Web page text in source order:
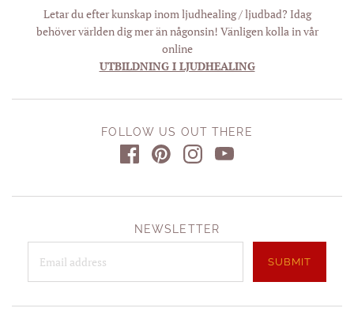
Letar du efter kunskap inom ljudhealing / ljudbad? Idag
behöver världen dig mer än någonsin! Vänligen kolla in vår
online
UTBILDNING I LJUDHEALING
FOLLOW US OUT THERE
NEWSLETTER